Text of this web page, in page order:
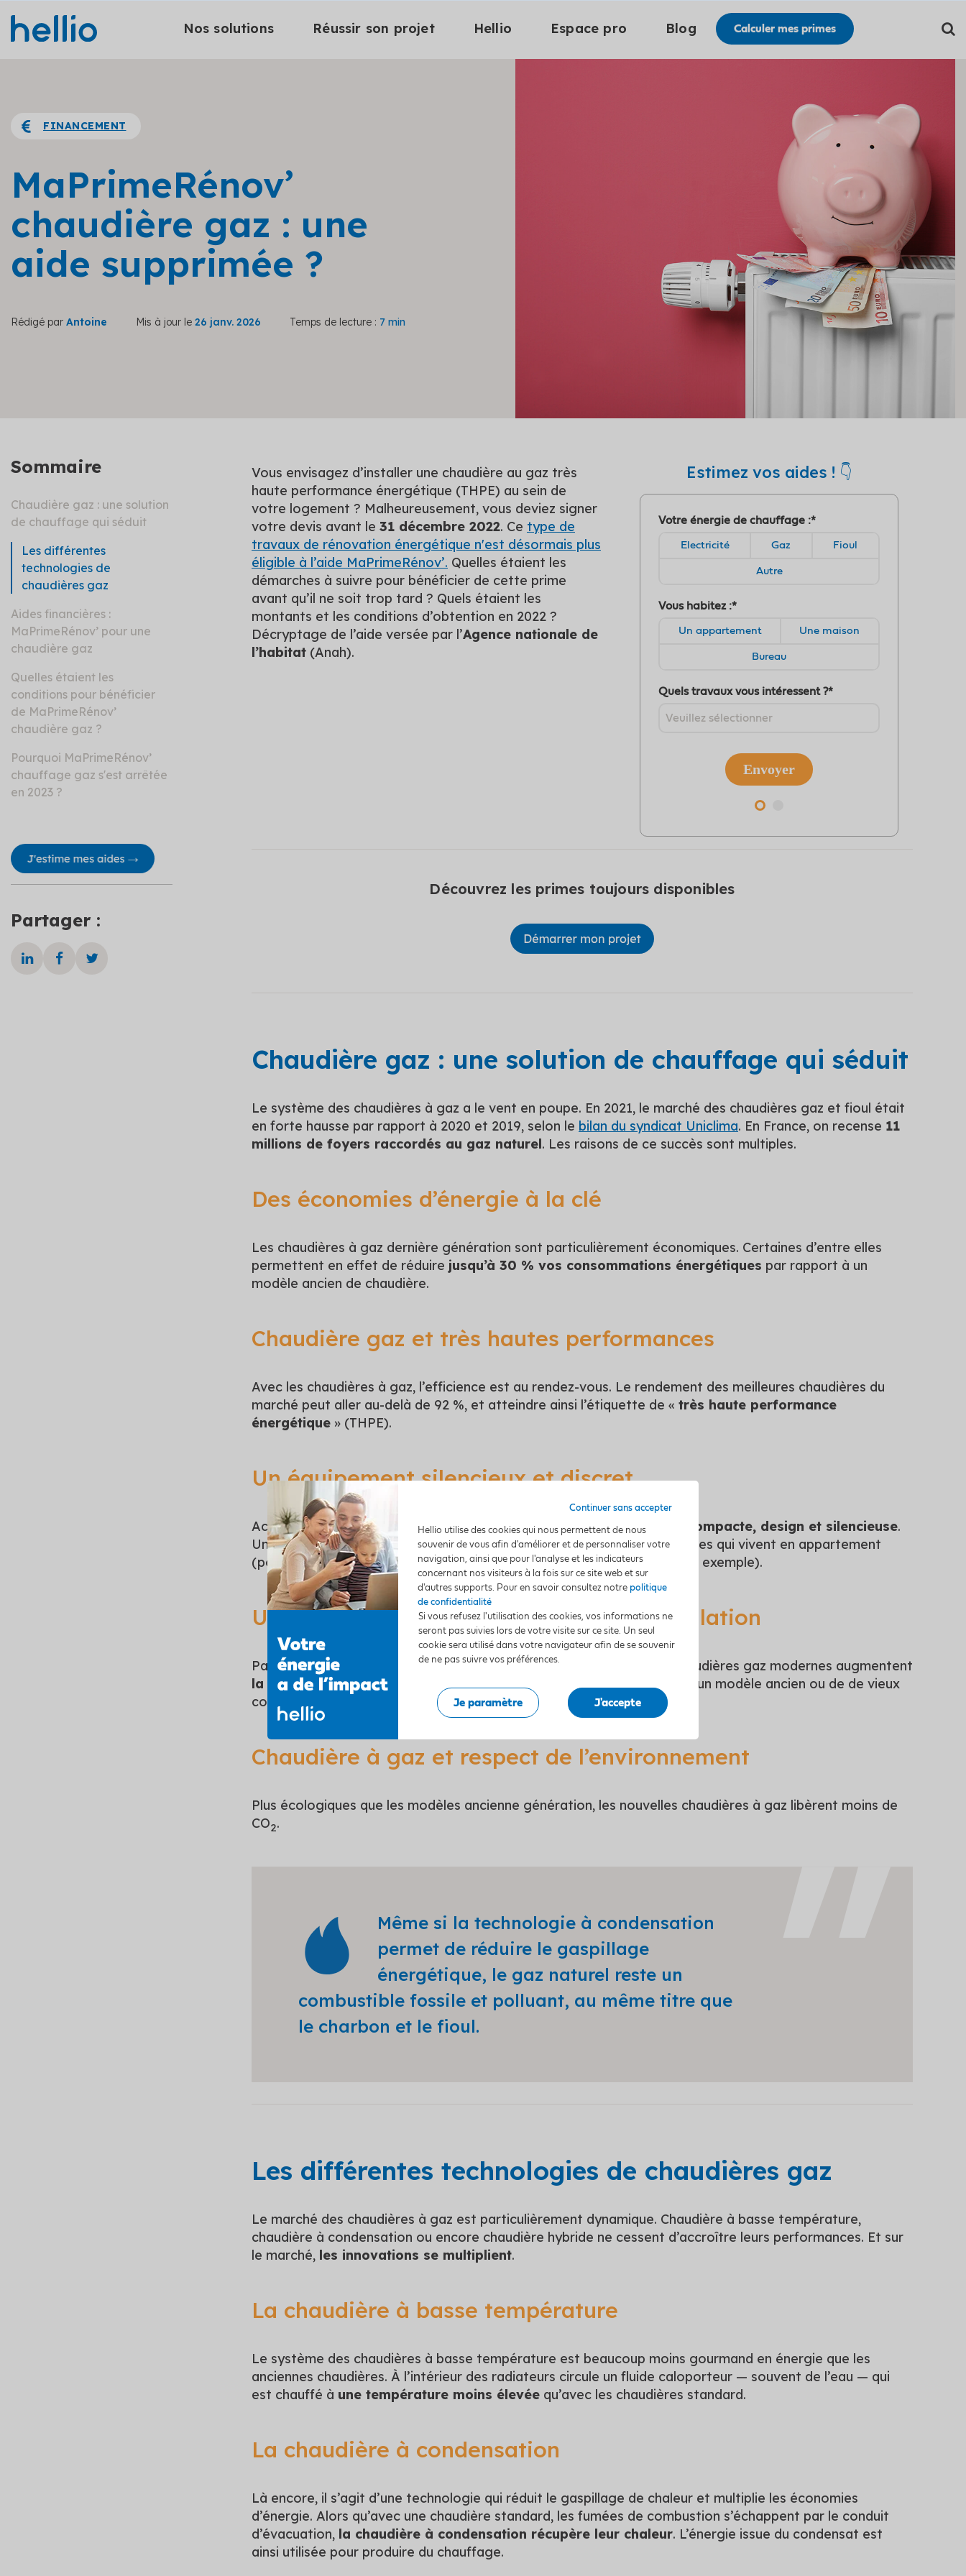
Hellio utilise des cookies qui nous permettent de nous
souvenir de vous afin d'améliorer et de personnaliser votre
navigation, ainsi que pour l'analyse et les indicateurs
concernant nos visiteurs à la fois sur ce site web et sur
d'autres supports. Pour en savoir consultez notre politique
de confidentialité
Si vous refusez l'utilisation des cookies, vos informations ne
seront pas suivies lors de votre visite sur ce site. Un seul
cookie sera utilisé dans votre navigateur afin de se souvenir
de ne pas suivre vos préférences.
Je paramètre J'accepte
Continuer sans accepter
Nos solutions Réussir son projet Hellio Espace pro Blog Calculer mes primes
FINANCEMENT
MaPrimeRénov’
chaudière gaz : une
aide supprimée ?
Rédigé par Antoine Mis à jour le 26 janv. 2026 Temps de lecture : 7 min
Sommaire
Chaudière gaz : une solution
de chauffage qui séduit
Les différentes
technologies de
chaudières gaz
Aides financières :
MaPrimeRénov’ pour une
chaudière gaz
Quelles étaient les
conditions pour bénéficier
de MaPrimeRénov’
chaudière gaz ?
Pourquoi MaPrimeRénov’
chauffage gaz s'est arrêtée
en 2023 ?
Partager :
Estimez vos aides ! 👇
Vous envisagez d’installer une chaudière au gaz très
haute performance énergétique (THPE) au sein de
votre logement ? Malheureusement, vous deviez signer
votre devis avant le 31 décembre 2022. Ce type de
travaux de rénovation énergétique n'est désormais plus
éligible à l’aide MaPrimeRénov’. Quelles étaient les
démarches à suivre pour bénéficier de cette prime
avant qu’il ne soit trop tard ? Quels étaient les
montants et les conditions d’obtention en 2022 ?
Décryptage de l’aide versée par l’Agence nationale de
l’habitat (Anah).
Découvrez les primes toujours disponibles
Chaudière gaz : une solution de chauffage qui séduit
Le système des chaudières à gaz a le vent en poupe. En 2021, le marché des chaudières gaz et fioul était
en forte hausse par rapport à 2020 et 2019, selon le bilan du syndicat Uniclima. En France, on recense 11
millions de foyers raccordés au gaz naturel. Les raisons de ce succès sont multiples.
Des économies d’énergie à la clé
Les chaudières à gaz dernière génération sont particulièrement économiques. Certaines d’entre elles
permettent en effet de réduire jusqu’à 30 % vos consommations énergétiques par rapport à un
modèle ancien de chaudière.
Chaudière gaz et très hautes performances
Avec les chaudières à gaz, l’efficience est au rendez-vous. Le rendement des meilleures chaudières du
marché peut aller au-delà de 92 %, et atteindre ainsi l’étiquette de « très haute performance
énergétique » (THPE).
Un équipement silencieux et discret
Actuellement, une chaudière à gaz neuve peut être à la foisdiscrète, compacte, design et silencieuse.
Un atout pour le confort de tous et toutes, notamment pour les ménages qui vivent en appartement
(possibilité de l’installer au mur dans une cuisine ou une salle de bain par exemple).
Une valorisation du logement après installation
Parce qu’elles boostent l’efficacité énergétique des logements, les chaudières gaz modernes augmentent
la valeur foncière des maisons ou des appartements, par rapport à un modèle ancien ou de de vieux
convecteurs « grille-pains ».
Chaudière à gaz et respect de l’environnement
Plus écologiques que les modèles ancienne génération, les nouvelles chaudières à gaz libèrent moins de
CO2.
Même si la technologie à condensation
permet de réduire le gaspillage
énergétique, le gaz naturel reste un
combustible fossile et polluant, au même titre que
le charbon et le fioul.
Les différentes technologies de chaudières gaz
Le marché des chaudières à gaz est particulièrement dynamique. Chaudière à basse température,
chaudière à condensation ou encore chaudière hybride ne cessent d’accroître leurs performances. Et sur
le marché, les innovations se multiplient.
La chaudière à basse température
Le système des chaudières à basse température est beaucoup moins gourmand en énergie que les
anciennes chaudières. À l’intérieur des radiateurs circule un fluide caloporteur — souvent de l’eau — qui
est chauffé à une température moins élevée qu’avec les chaudières standard.
La chaudière à condensation
Là encore, il s’agit d’une technologie qui réduit le gaspillage de chaleur et multiplie les économies
d’énergie. Alors qu’avec une chaudière standard, les fumées de combustion s’échappent par le conduit
d’évacuation, la chaudière à condensation récupère leur chaleur. L’énergie issue du condensat est
ainsi utilisée pour produire du chauffage.